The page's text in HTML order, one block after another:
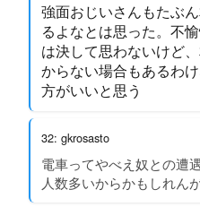
強面おじいさんもたぶ
るよなとは思った。不
は決して思わないけど
からない場合もあるわ
方がいいと思う
32: gkrosasto
電車ってやべえ奴との遭
人数多いからかもしれんが